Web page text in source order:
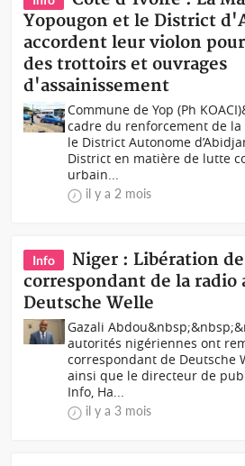
Yopougon et le District
accordent leur violon
des trottoirs et ouvrages
d'assainissement
Commune de Yop (Ph
cadre du renforcement de
le District Autonome
District en matière de lutte
urbain...
il y a 2 mois
Info
Niger : Libération
correspondant de la radio
Deutsche Welle
Gazali
autorités nigériennes ont
correspondant de Deutsche
ainsi que le directeur de
Info, Ha...
il y a 3 mois